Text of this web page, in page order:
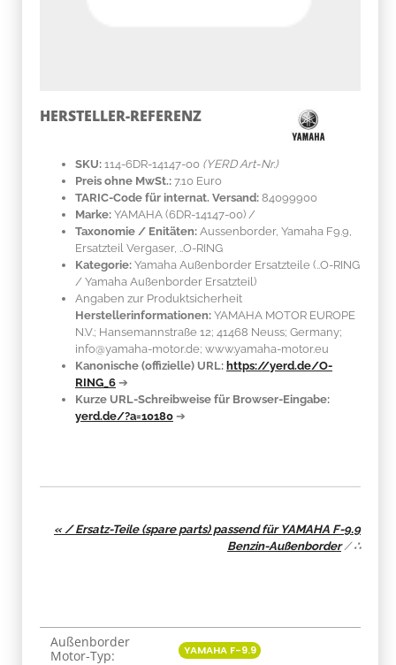
HERSTELLER-REFERENZ
SKU: 114-6DR-14147-00 (YERD Art-Nr.)
Preis ohne MwSt.: 7.10 Euro
TARIC-Code für internat. Versand: 84099900
Marke: YAMAHA (6DR-14147-00) /
Taxonomie / Enitäten: Aussenborder, Yamaha F9.9,
Ersatzteil Vergaser, ..O-RING
Kategorie: Yamaha Außenborder Ersatzteile (..O-RING
/ Yamaha Außenborder Ersatzteil)
Angaben zur Produktsicherheit
Herstellerinformationen: YAMAHA MOTOR EUROPE
N.V.; Hansemannstraße 12; 41468 Neuss; Germany;
info@yamaha-motor.de; www.yamaha-motor.eu
Kanonische (offizielle) URL: https://yerd.de/O-
RING_6 ➔
Kurze URL-Schreibweise für Browser-Eingabe:
yerd.de/?a=10180 ➔
« / Ersatz-Teile (spare parts) passend für YAMAHA F-9.9
Benzin-Außenborder/∴
Produkteigenschaft
Wert
Außenborder
Motor-Typ:
YAMAHA F-9.9